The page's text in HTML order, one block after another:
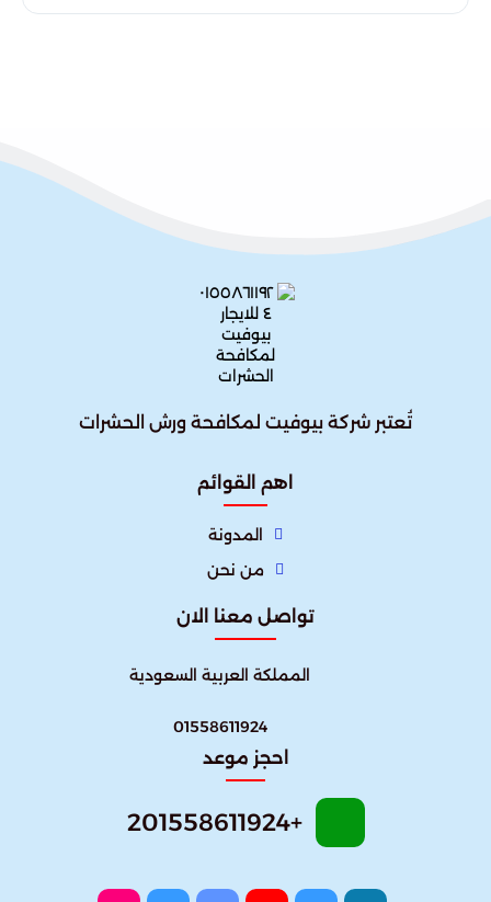
تُعتبر شركة بيوفيت لمكافحة ورش الحشرات
اهم القوائم
المدونة
من نحن
تواصل معنا الان
المملكة العربية السعودية
01558611924
احجز موعد
+201558611924